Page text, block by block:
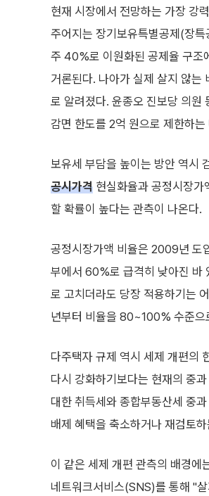
현재 시장에서 전망하는 가장 강
주어지는 장기보유특별공제(장
주 40%로 이원화된 공제율 구조
거론된다. 나아가 실제 살지 않는
로 알려졌다. 윤종오 진보당 의원
감면 한도를 2억 원으로 제한하
보유세 부담을 높이는 방안 역시
공시가격 현실화율과 공정시장가
할 확률이 높다는 관측이 나온다.
공정시장가액 비율은 2009년 도
부에서 60%로 급격히 낮아진 바
로 고치더라도 당장 적용하기는
년부터 비율을 80~100% 수준으
다주택자 규제 역시 세제 개편의
다시 강화하기보다는 현재의 중
대한 취득세와 종합부동산세 중
배제 혜택을 축소하거나 재검토
이 같은 세제 개편 관측의 배경에
네트워크서비스(SNS)를 통해 "